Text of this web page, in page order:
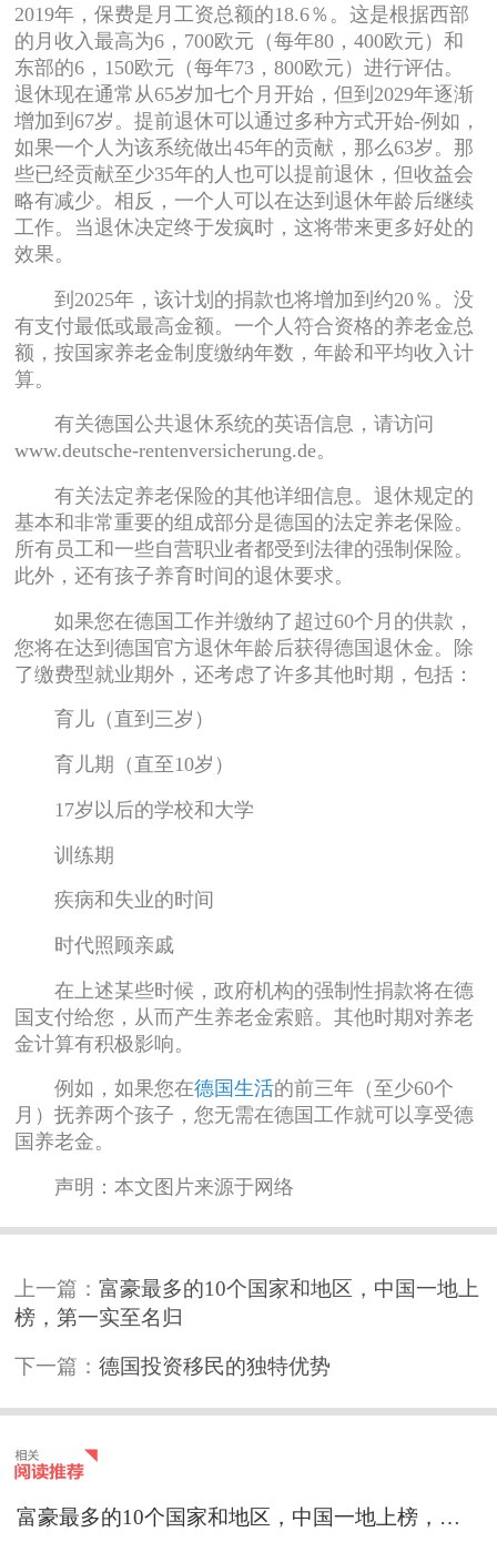
2019年，保费是月工资总额的18.6％。这是根据西部
的月收入最高为6，700欧元（每年80，400欧元）和
东部的6，150欧元（每年73，800欧元）进行评估。
退休现在通常从65岁加七个月开始，但到2029年逐渐
增加到67岁。提前退休可以通过多种方式开始-例如，
如果一个人为该系统做出45年的贡献，那么63岁。那
些已经贡献至少35年的人也可以提前退休，但收益会
略有减少。相反，一个人可以在达到退休年龄后继续
工作。当退休决定终于发疯时，这将带来更多好处的
效果。
到2025年，该计划的捐款也将增加到约20％。没
有支付最低或最高金额。一个人符合资格的养老金总
额，按国家养老金制度缴纳年数，年龄和平均收入计
算。
有关德国公共退休系统的英语信息，请访问
www.deutsche-rentenversicherung.de。
有关法定养老保险的其他详细信息。退休规定的
基本和非常重要的组成部分是德国的法定养老保险。
所有员工和一些自营职业者都受到法律的强制保险。
此外，还有孩子养育时间的退休要求。
如果您在德国工作并缴纳了超过60个月的供款，
您将在达到德国官方退休年龄后获得德国退休金。除
了缴费型就业期外，还考虑了许多其他时期，包括：
育儿（直到三岁）
育儿期（直至10岁）
17岁以后的学校和大学
训练期
疾病和失业的时间
时代照顾亲戚
在上述某些时候，政府机构的强制性捐款将在德
国支付给您，从而产生养老金索赔。其他时期对养老
金计算有积极影响。
例如，如果您在德国生活的前三年（至少60个
月）抚养两个孩子，您无需在德国工作就可以享受德
国养老金。
声明：本文图片来源于网络
上一篇：富豪最多的10个国家和地区，中国一地上
榜，第一实至名归
下一篇：德国投资移民的独特优势
富豪最多的10个国家和地区，中国一地上榜，第一实至名归